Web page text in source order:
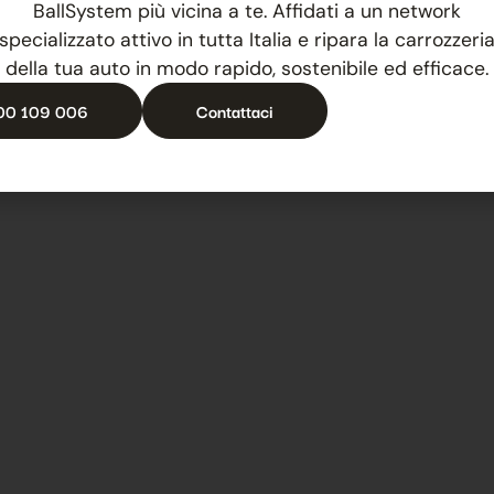
BallSystem più vicina a te. Affidati a un network
specializzato attivo in tutta Italia e ripara la carrozzeria
della tua auto in modo rapido, sostenibile ed efficace.
109 006 Contattaci